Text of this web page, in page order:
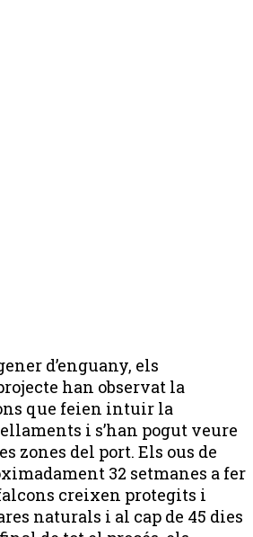
d’enguany, els
han observat la
que feien intuir la
i s’han pogut veure
zones del port. Els ous de
32 setmanes a fer
creixen protegits i
naturals i al cap de 45 dies